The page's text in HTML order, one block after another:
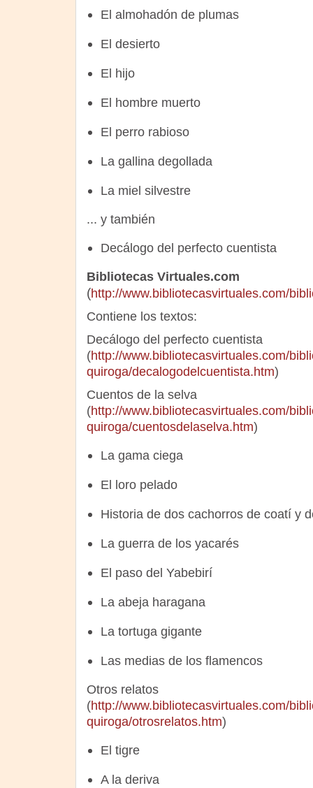
El almohadón de plumas
El desierto
El hijo
El hombre muerto
El perro rabioso
La gallina degollada
La miel silvestre
... y también
Decálogo del perfecto cuentista
Bibliotecas Virtuales.com
(http://www.bibliotecasvirtuales.com/
Contiene los textos:
Decálogo del perfecto cuentista
(http://www.bibliotecasvirtuales.com/
quiroga/decalogodelcuentista.htm)
Cuentos de la selva
(http://www.bibliotecasvirtuales.com/
quiroga/cuentosdelaselva.htm)
La gama ciega
El loro pelado
Historia de dos cachorros de coatí y
La guerra de los yacarés
El paso del Yabebirí
La abeja haragana
La tortuga gigante
Las medias de los flamencos
Otros relatos
(http://www.bibliotecasvirtuales.com/
quiroga/otrosrelatos.htm)
El tigre
A la deriva